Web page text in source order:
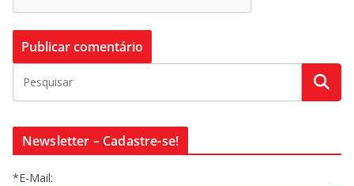
Newsletter – Cadastre-se!
*E-Mail: